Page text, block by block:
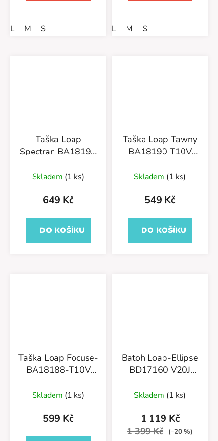
L M S L M S
Taška Loap
Spectran BA18191
Skladem (1 ks)
649 Kč
DO KOŠÍKU
Taška Loap Tawny
BA18190 T10V
Skladem (1 ks)
549 Kč
DO KOŠÍKU
Taška Loap Focuse-
BA18188-T10V
Skladem (1 ks)
599 Kč
Batoh Loap-Ellipse
BD17160 V20J
Skladem (1 ks)
1 119 Kč
1 399 Kč (–20 %)